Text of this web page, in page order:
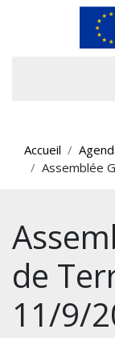
Accueil
Assemblée
de
11/9/